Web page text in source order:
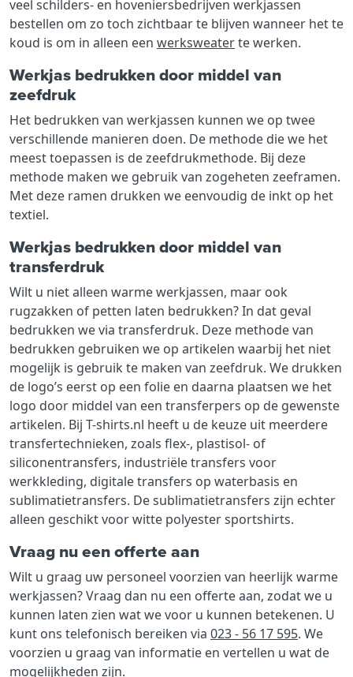
veel schilders- en hoveniersbedrijven werkjassen
bestellen om zo toch zichtbaar te blijven wanneer het te
koud is om in alleen een werksweaterte werken.
Werkjas bedrukken door middel van
zeefdruk
Het bedrukken van werkjassen kunnen we op twee
verschillende manieren doen. De methode die we het
meest toepassen is de zeefdrukmethode. Bij deze
methode maken we gebruik van zogeheten zeeframen.
Met deze ramen drukken we eenvoudig de inkt op het
textiel.
Werkjas bedrukken door middel van
transferdruk
Wilt u niet alleen warme werkjassen, maar ook
rugzakken of petten laten bedrukken? In dat geval
bedrukken we via transferdruk. Deze methode van
bedrukken gebruiken we op artikelen waarbij het niet
mogelijk is gebruik te maken van zeefdruk. We drukken
de logo’s eerst op een folie en daarna plaatsen we het
logo door middel van een transferpers op de gewenste
artikelen. Bij T-shirts.nl heeft u de keuze uit meerdere
transfertechnieken, zoals flex-, plastisol- of
siliconentransfers, industriële transfers voor
werkkleding, digitale transfers op waterbasis en
sublimatietransfers. De sublimatietransfers zijn echter
alleen geschikt voor witte polyester sportshirts.
Vraag nu een offerte aan
Wilt u graag uw personeel voorzien van heerlijk warme
werkjassen? Vraag dan nu een offerte aan, zodat we u
kunnen laten zien wat we voor u kunnen betekenen. U
kunt ons telefonisch bereiken via 023 - 56 17 595. We
voorzien u graag van informatie en vertellen u wat de
mogelijkheden zijn.